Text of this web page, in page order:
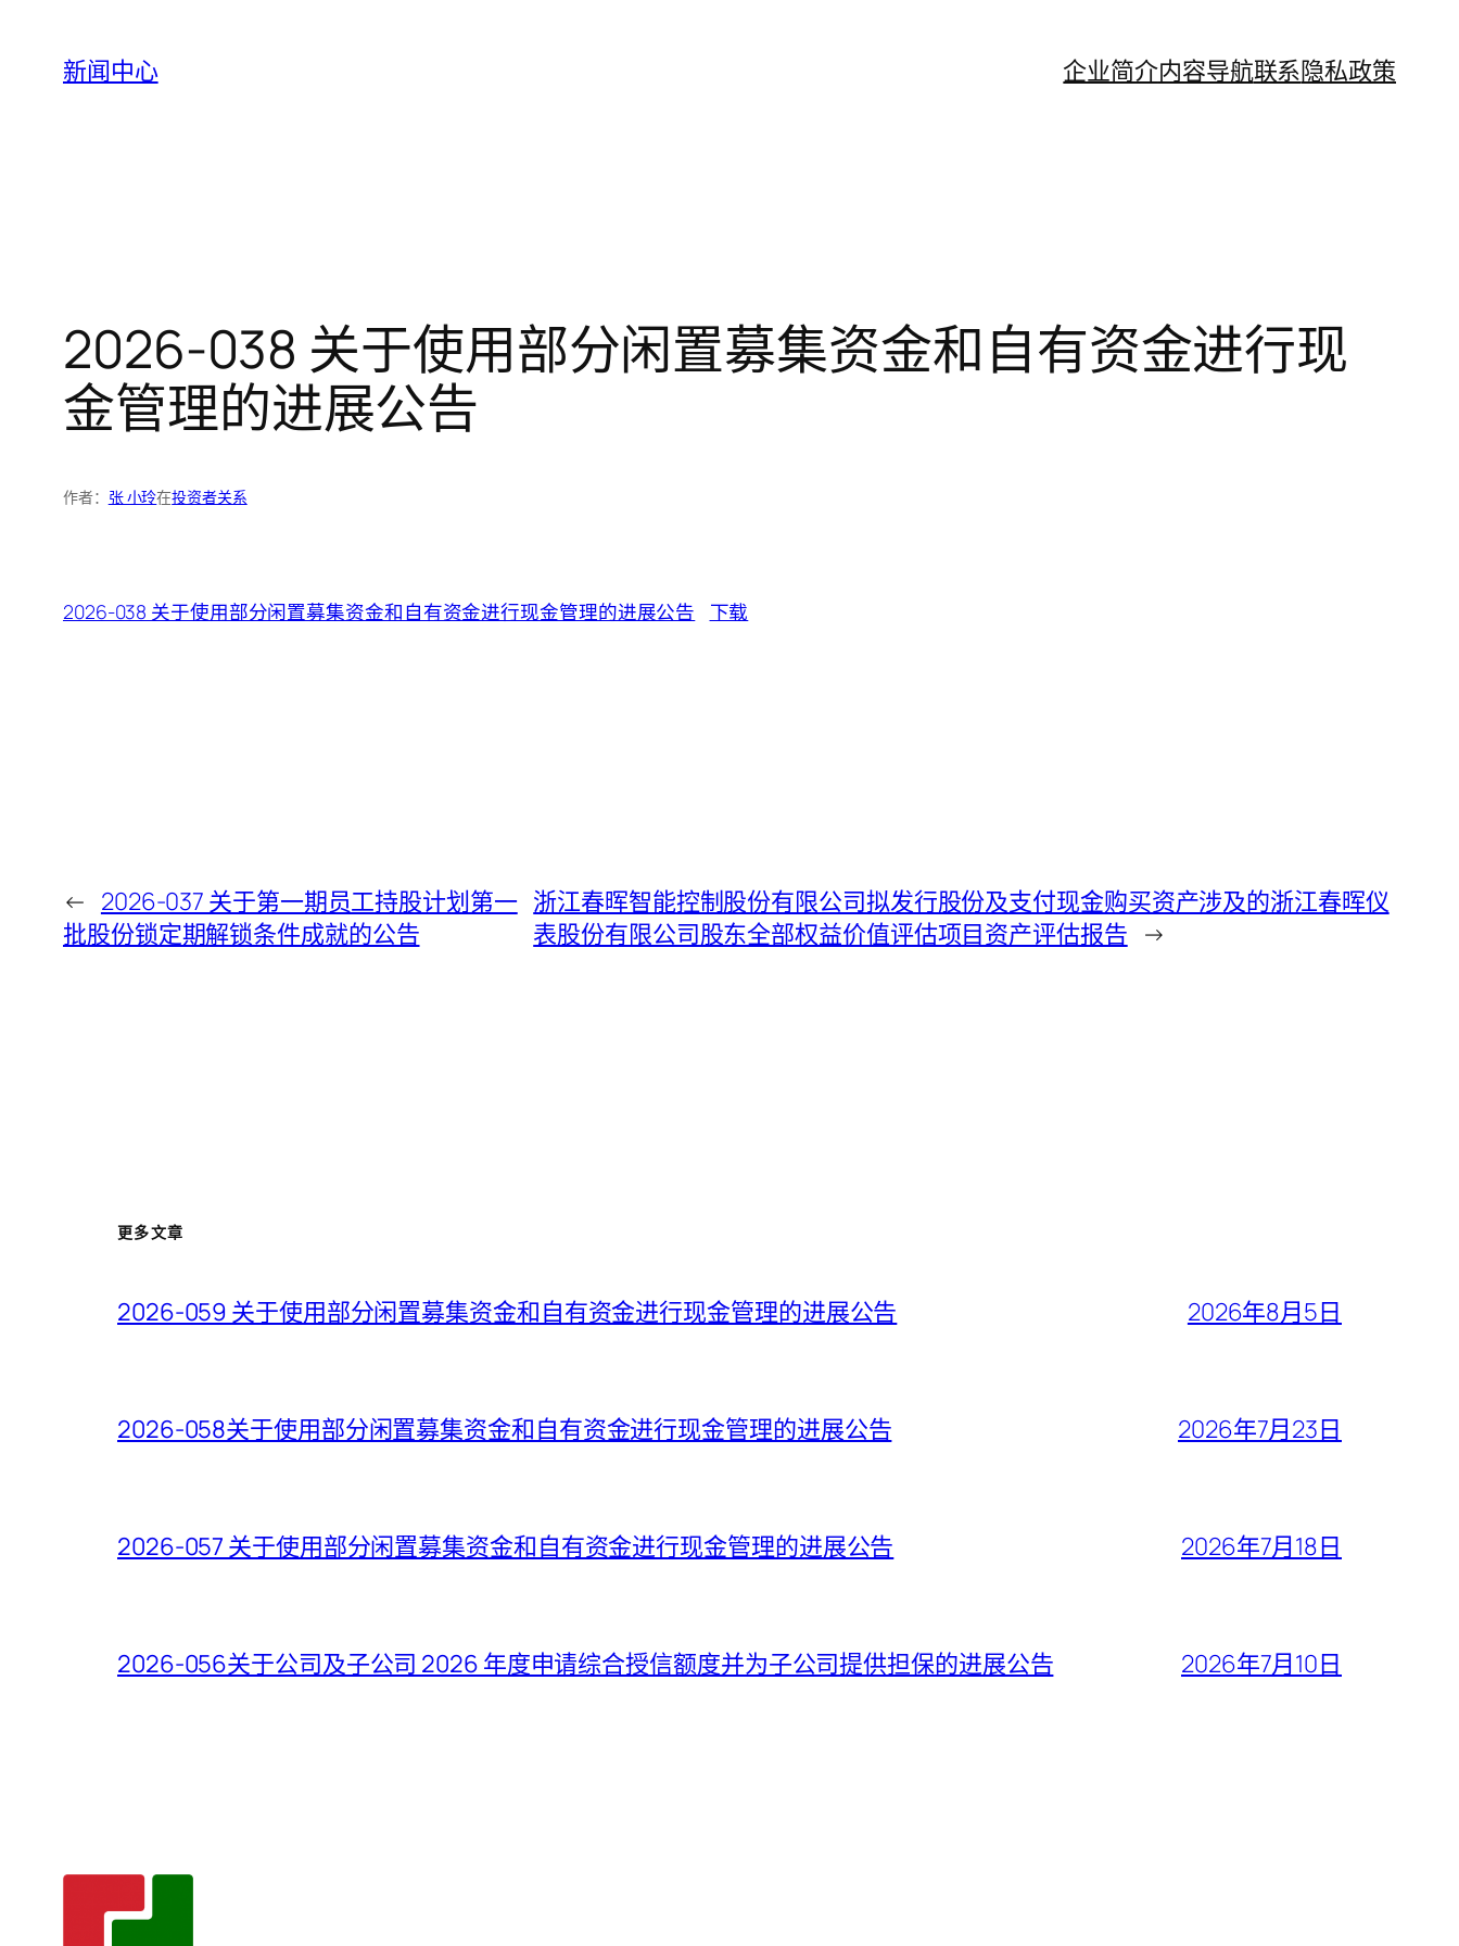
新闻中心 企业简介内容导航联系隐私政策
2026-038 关于使用部分闲置募集资金和自有资金进行现
金管理的进展公告
作者： 张 小玲在投资者关系
2026-038 关于使用部分闲置募集资金和自有资金进行现金管理的进展公告 下载
← 2026-037 关于第一期员工持股计划第一
批股份锁定期解锁条件成就的公告
浙江春晖智能控制股份有限公司拟发行股份及支付现金购买资产涉及的浙江春晖仪
表股份有限公司股东全部权益价值评估项目资产评估报告 →
更多文章
2026-059 关于使用部分闲置募集资金和自有资金进行现金管理的进展公告 2026年8月5日
2026-058关于使用部分闲置募集资金和自有资金进行现金管理的进展公告 2026年7月23日
2026-057 关于使用部分闲置募集资金和自有资金进行现金管理的进展公告 2026年7月18日
2026-056关于公司及子公司 2026 年度申请综合授信额度并为子公司提供担保的进展公告 2026年7月10日